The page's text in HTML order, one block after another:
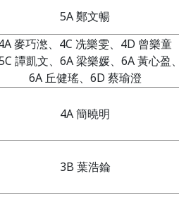
5A 鄭文暢
麥巧滺、4C 冼樂雯、4D 曾樂童
譚凱文、6A 梁樂媛、6A 黃心盈
6A 丘健瑤、6D 蔡瑜澄
4A 簡曉明
3B 葉浩錀